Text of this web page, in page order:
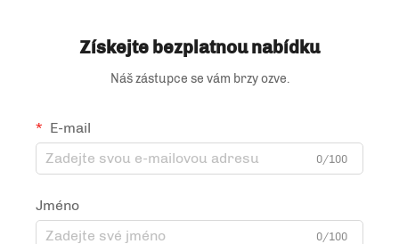
Získejte bezplatnou nabídku
Náš zástupce se vám brzy ozve.
E-mail
0/100
Jméno
0/100